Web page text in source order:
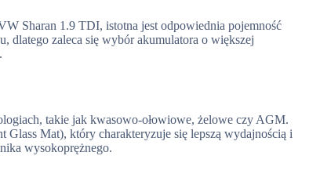
Sharan 1.9 TDI, istotna jest odpowiednia pojemność
dlatego zaleca się wybór akumulatora o większej
takie jak kwasowo-ołowiowe, żelowe czy AGM.
Mat), który charakteryzuje się lepszą wydajnością i
wysokoprężnego.